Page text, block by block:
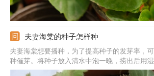
夫妻海棠的种子怎样种
夫妻海棠想要播种，为了提高种子的发芽率，
种催芽。将种子放入清水中泡一晚，捞出后用
住，等种子发芽露白后，准备疏松肥沃的土壤